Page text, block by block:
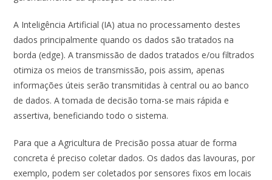
A Inteligência Artificial (IA) atua no processamento destes
dados principalmente quando os dados são tratados na
borda (edge). A transmissão de dados tratados e/ou filtrados
otimiza os meios de transmissão, pois assim, apenas
informações úteis serão transmitidas à central ou ao banco
de dados. A tomada de decisão torna-se mais rápida e
assertiva, beneficiando todo o sistema.
Para que a Agricultura de Precisão possa atuar de forma
concreta é preciso coletar dados. Os dados das lavouras, por
exemplo, podem ser coletados por sensores fixos em locais